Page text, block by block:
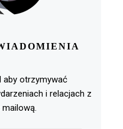
aby otrzymywać
i relacjach z